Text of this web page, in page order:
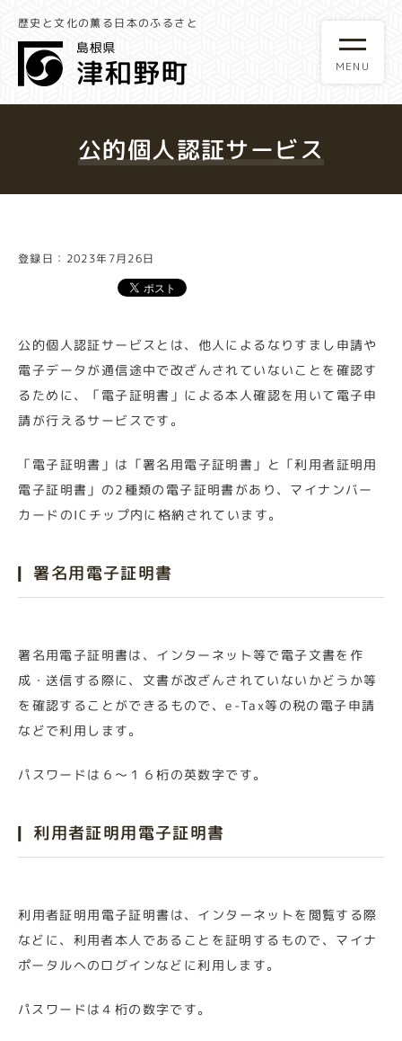
歴史と文化の薫る日本のふるさと
公的個人認証サービス
登録日：2023年7月26日
公的個人認証サービスとは、他人によるなりすまし申請や
電子データが通信途中で改ざんされていないことを確認す
るために、「電子証明書」による本人確認を用いて電子申
請が行えるサービスです。
「電子証明書」は「署名用電子証明書」と「利用者証明用
電子証明書」の2種類の電子証明書があり、マイナンバー
カードのICチップ内に格納されています。
署名用電子証明書
署名用電子証明書は、インターネット等で電子文書を作
成・送信する際に、文書が改ざんされていないかどうか等
を確認することができるもので、e-Tax等の税の電子申請
などで利用します。
パスワードは６～１６桁の英数字です。
利用者証明用電子証明書
利用者証明用電子証明書は、インターネットを閲覧する際
などに、利用者本人であることを証明するもので、マイナ
ポータルへのログインなどに利用します。
パスワードは４桁の数字です。